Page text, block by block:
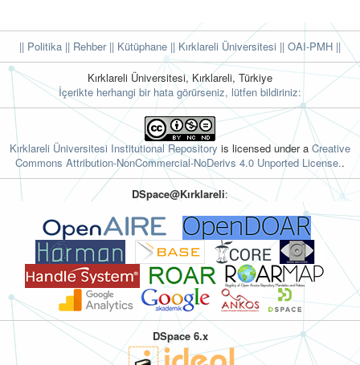
|| Politika || Rehber|| Kütüphane || Kırklareli Üniversitesi || OAI-PMH ||
Kırklareli Üniversitesi, Kırklareli, Türkiye
İçerikte herhangi bir hata görürseniz, lütfen bildiriniz:
Kırklareli Üniversitesi Institutional Repository is licensed under a Creative
Commons Attribution-NonCommercial-NoDerivs 4.0 Unported License..
DSpace@Kırklareli:
DSpace 6.x